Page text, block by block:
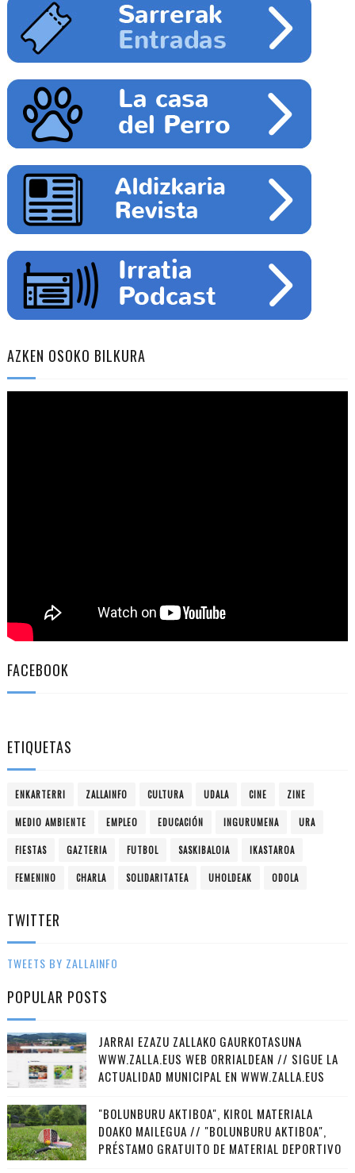
AZKEN OSOKO BILKURA
FACEBOOK
ETIQUETAS
ENKARTERRI ZALLAINFO CULTURA UDALA CINE ZINE
MEDIO AMBIENTE EMPLEO EDUCACIÓN INGURUMENA URA
FIESTAS GAZTERIA FUTBOL SASKIBALOIA IKASTAROA
FEMENINO CHARLA SOLIDARITATEA UHOLDEAK ODOLA
TWITTER
TWEETS BY ZALLAINFO
POPULAR POSTS
JARRAI EZAZU ZALLAKO GAURKOTASUNA
WWW.ZALLA.EUS WEB ORRIALDEAN // SIGUE LA
ACTUALIDAD MUNICIPAL EN WWW.ZALLA.EUS
"BOLUNBURU AKTIBOA", KIROL MATERIALA
DOAKO MAILEGUA // "BOLUNBURU AKTIBOA",
PRÉSTAMO GRATUITO DE MATERIAL DEPORTIVO